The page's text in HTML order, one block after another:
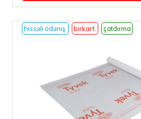
hissəli ödəniş birkart çatdırma